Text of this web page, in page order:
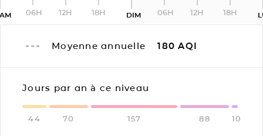
06H 12H 18H DIM 06H 12H 18H
Moyenne annuelle 180 AQI
Jours par an à ce niveau
44 70 157 88 10